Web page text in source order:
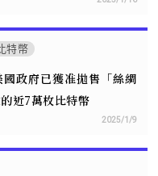
特幣
政府已獲准拋售「絲綢
近7萬枚比特幣
2025/1/9